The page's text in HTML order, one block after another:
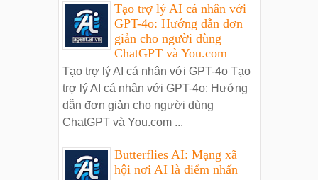
Tạo trợ lý AI cá nhân với
GPT-4o: Hướng dẫn đơn
giản cho người dùng
ChatGPT và You.com
Tạo trợ lý AI cá nhân với GPT-4o Tạo
trợ lý AI cá nhân với GPT-4o: Hướng
dẫn đơn giản cho người dùng
ChatGPT và You.com ...
Butterflies AI: Mạng xã
hội nơi AI là điểm nhấn